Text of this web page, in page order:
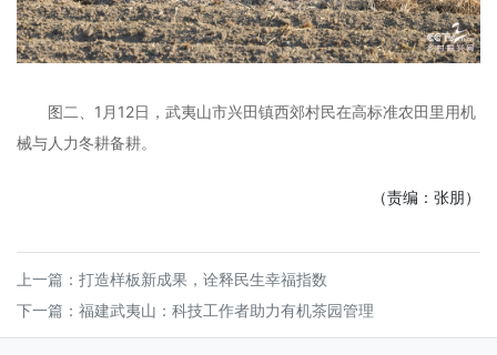
图二、1月12日，武夷山市兴田镇西郊村民在高标准农田里用机
械与人力冬耕备耕。
（责编：张朋）
上一篇： 打造样板新成果，诠释民生幸福指数
下一篇： 福建武夷山：科技工作者助力有机茶园管理